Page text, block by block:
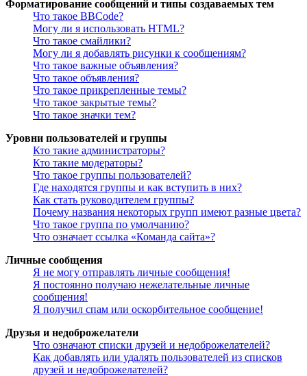
Форматирование сообщений и типы создаваемых тем
Что такое BBCode?
Могу ли я использовать HTML?
Что такое смайлики?
Могу ли я добавлять рисунки к сообщениям?
Что такое важные объявления?
Что такое объявления?
Что такое прикрепленные темы?
Что такое закрытые темы?
Что такое значки тем?
Уровни пользователей и группы
Кто такие администраторы?
Кто такие модераторы?
Что такое группы пользователей?
Где находятся группы и как вступить в них?
Как стать руководителем группы?
Почему названия некоторых групп имеют разные цвета?
Что такое группа по умолчанию?
Что означает ссылка «Команда сайта»?
Личные сообщения
Я не могу отправлять личные сообщения!
Я постоянно получаю нежелательные личные
сообщения!
Я получил спам или оскорбительное сообщение!
Друзья и недоброжелатели
Что означают списки друзей и недоброжелателей?
Как добавлять или удалять пользователей из списков
друзей и недоброжелателей?